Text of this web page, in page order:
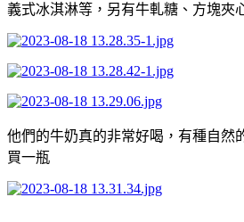
義式冰淇淋等，另有牛軋糖、方塊夾
他們的牛奶真的非常好喝，有種自然
買一瓶